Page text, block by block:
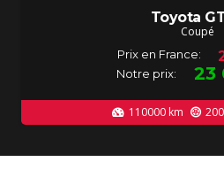
Toyota
Coupé
Prix en France:
Notre prix: 23
110000 km 200